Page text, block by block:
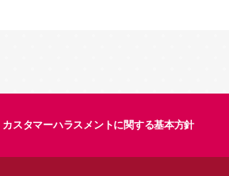
カスタマーハラスメントに関する基本方針